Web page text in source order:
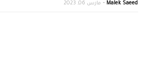
Malek Saeed مارس 06, 2023